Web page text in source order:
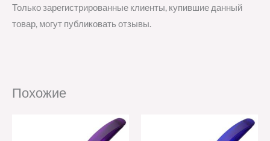
Только зарегистрированные клиенты, купившие данный
товар, могут публиковать отзывы.
Похожие